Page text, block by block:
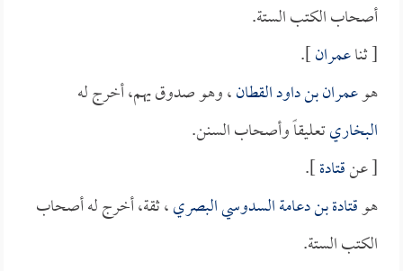
أصحاب الكتب الستة.
[ ثناعمران].
هوعمران بن داود القطان، وهو صدوق يهم، أخرج له
البخاريتعليقاً وأصحاب السنن.
[ عنقتادة].
هوقتادة بن دعامة السدوسي البصري، ثقة، أخرج له أصحاب
الكتب الستة.